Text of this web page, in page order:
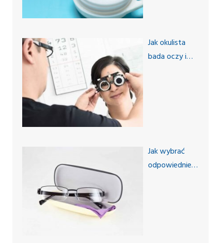
Jak okulista
bada oczy i
Jak wybrać
odpowiednie